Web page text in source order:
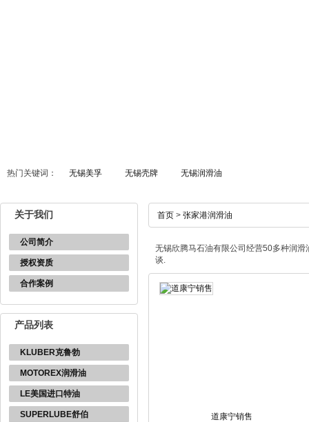
热门关键词： 无锡美孚 无锡壳牌 无锡润滑油
关于我们
公司简介
授权资质
合作案例
产品列表
KLUBER克鲁勃
MOTOREX润滑油
LE美国进口特油
SUPERLUBE舒伯
首页 > 张家港润滑油
无锡欣腾马石油有限公司经营50多种润
谈.
道康宁销售